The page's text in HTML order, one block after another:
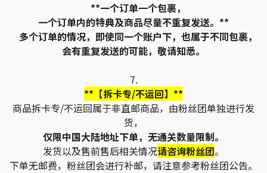
**一个订单一个包裹，
一个订单内的特典及商品尽量不重复发送。**
多个订单的情况，即使同一个账户下，也属于不同包裹，
会有重复发送的可能，敬请知悉。
7.
**【拆卡专/不运回】**
商品拆卡专/不运回属于非直邮商品，由粉丝团单独进行发
货，
仅限中国大陆地址下单，无通关数量限制。
发货以及售前售后相关情况请咨询粉丝团。
下单无邮费，粉丝团会进行补邮，请注意参考粉丝团公告。